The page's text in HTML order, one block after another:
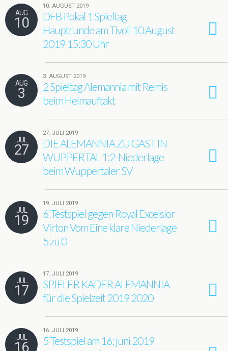
AUG
10
10. AUGUST 2019
DFB Pokal 1 Spieltag
Hauptrunde am Tivoli 10 August
2019 15:30 Uhr
AUG
3
3. AUGUST 2019
2 Spieltag Alemannia mit Remis
beim Heimauftakt
JUL
27
27. JULI 2019
DIE ALEMANNIA ZU GAST IN
WUPPERTAL 1:2-Niederlage
beim Wuppertaler SV
JUL
19
19. JULI 2019
6 .Testspiel gegen Royal Excelsior
Virton Vom Eine klare Niederlage
5 zu 0
JUL
17
17. JULI 2019
SPIELER KADER ALEMANNIA
für die Spielzeit 2019 2020
JUL
16
16. JULI 2019
5 Testspiel am 16: juni 2019